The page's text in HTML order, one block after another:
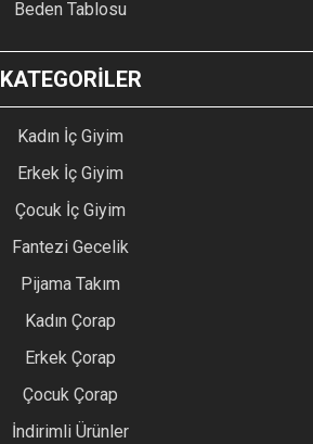
Beden Tablosu
KATEGORİLER
Kadın İç Giyim
Erkek İç Giyim
Çocuk İç Giyim
Fantezi Gecelik
Pijama Takım
Kadın Çorap
Erkek Çorap
Çocuk Çorap
İndirimli Ürünler